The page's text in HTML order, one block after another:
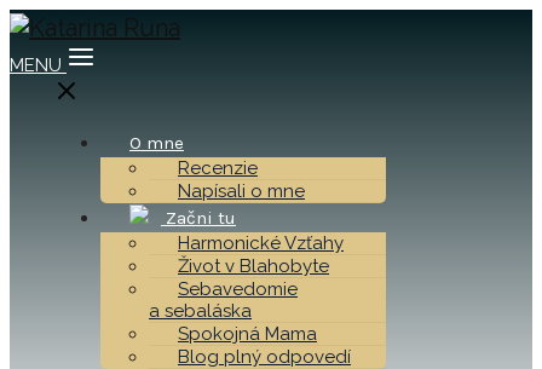
MENU
O mne
Recenzie
Napísali o mne
Začni tu
Harmonické Vzťahy
Život v Blahobyte
Sebavedomie
a sebaláska
Spokojná Mama
Blog plný odpovedí